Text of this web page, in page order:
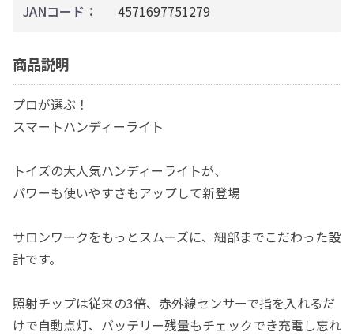
JANコード：
4571697751279
商品説明
プロが選ぶ！
スマートハンディーライト
トイズの大人気ハンディーライトが、
パワーも使いやすさもアップして新登場
サロンワークをもっとスムーズに、細部までこだわった設
計です。
照射チップは従来の3倍、赤外線センサーで指を入れるだ
けで自動点灯、バッテリー残量もチェックでき充電し忘れ